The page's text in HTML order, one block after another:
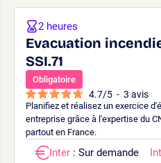
Evacuation
SSI.71
Obligatoire
4.7/5 - 3 avis
Planifiez et réalisez un exercice
entreprise grâce à l'expertise du
partout en France.
2 heures
Inter : Sur demande